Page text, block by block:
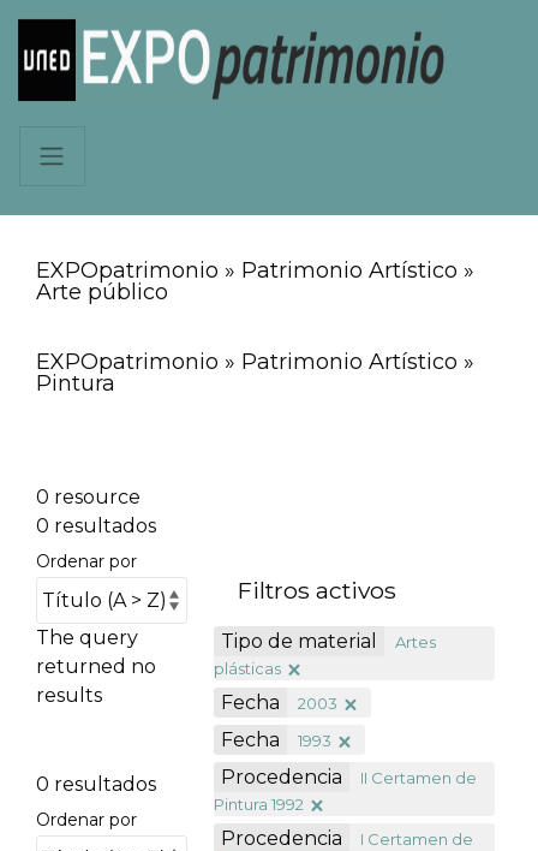
EXPOpatrimonio » Patrimonio Artístico »
Arte público
EXPOpatrimonio » Patrimonio Artístico »
Pintura
0 resource
0 resultados
Ordenar por
The query
returned no
results
0 resultados
Ordenar por
Filtros activos
Tipo de material
Artes
plásticas
Fecha 2003
Fecha 1993
Procedencia
II Certamen de
Pintura 1992
Procedencia
I Certamen de